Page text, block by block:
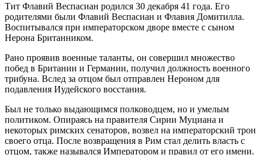
Тит Флавий Веспасиан родился 30 декабря 41 года. Его
родителями были Флавий Веспасиан и Флавия Домитилла.
Воспитывался при императорском дворе вместе с сыном
Нерона Британником.
Рано проявив военные таланты, он совершил множество
побед в Британии и Германии, получил должность военного
трибуна. Вслед за отцом был отправлен Нероном для
подавления Иудейского восстания.
Был не только выдающимся полководцем, но и умелым
политиком. Опираясь на правителя Сирии Муциана и
некоторых римских сенаторов, возвел на императорский трон
своего отца. После возвращения в Рим стал делить власть с
отцом, также назывался Императором и правил от его имени.